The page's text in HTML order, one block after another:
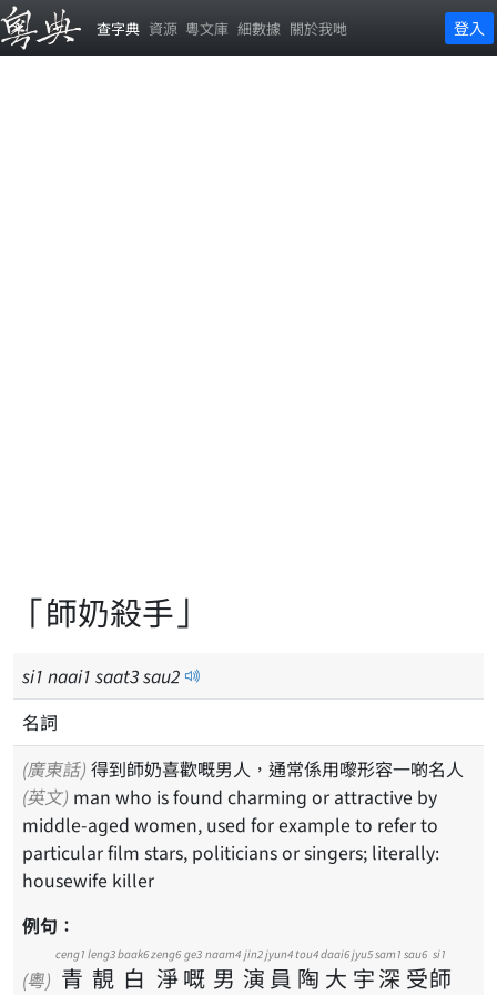
查字典 資源 粵文庫 細數據 關於我哋 登入
「師奶殺手」
si1 naai1 saat3sau2
名詞
(廣東話) 得到師奶喜歡嘅男人，通常係用嚟形容一啲名人
(英文)
middle-aged women, used for example to refer to
particular film stars, politicians or singers; literally:
housewife killer
例句：
(粵) 青
ceng1
靚
leng3
白
baak6
淨
zeng6
嘅
ge3
男
naam4
演
jin2
員
jyun4
陶
tou4
大
daai6
宇
jyu5
深
sam1
受
sau6
師
si1